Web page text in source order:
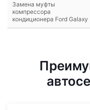
Замена муфты
компрессора
кондиционера Ford Galaxy